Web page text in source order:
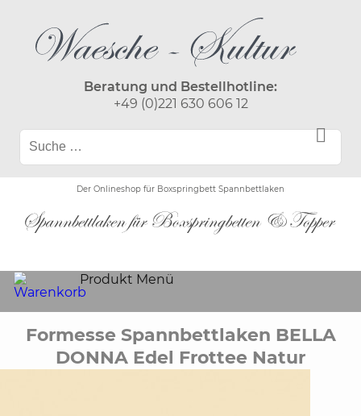
Beratung und Bestellhotline:
+49 (0)221 630 606 12
Der Onlineshop für Boxspringbett Spannbettlaken
Produkt Menü
Formesse Spannbettlaken BELLA
DONNA Edel Frottee Natur